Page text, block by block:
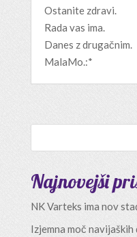
Ostanite zdravi.
Rada vas ima.
Danes z drugačnim.
MalaMo.:*
Najnovejši
NK Varteks ima nov
Izjemna moč navijaških